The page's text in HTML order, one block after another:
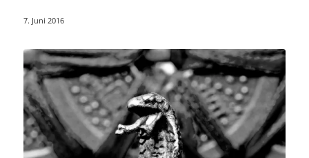
7. Juni 2016